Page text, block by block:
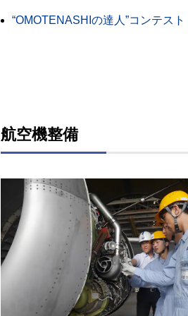
“OMOTENASHIの達人”コンテスト
航空機整備